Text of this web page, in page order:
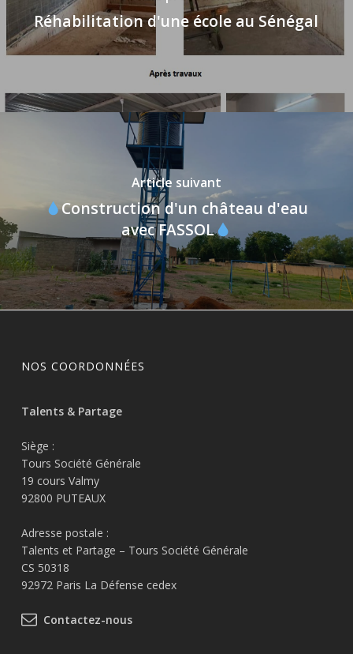
Réhabilitation d'une école au Sénégal
Article suivant
Construction d'un château d'eau
avec FASSOL
NOS COORDONNÉES
Talents & Partage
Siège :
Tours Société Générale
19 cours Valmy
92800 PUTEAUX
Adresse postale :
Talents et Partage – Tours Société Générale
CS 50318
92972 Paris La Défense cedex
Contactez-nous